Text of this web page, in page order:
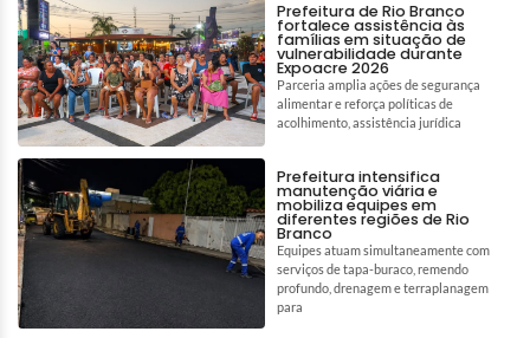
Prefeitura de Rio Branco
fortalece assistência às
famílias em situação de
vulnerabilidade durante
Expoacre 2026
Parceria amplia ações de segurança
alimentar e reforça políticas de
acolhimento, assistência jurídica
Prefeitura intensifica
manutenção viária e
mobiliza equipes em
diferentes regiões de Rio
Branco
Equipes atuam simultaneamente com
serviços de tapa-buraco, remendo
profundo, drenagem e terraplanagem
para